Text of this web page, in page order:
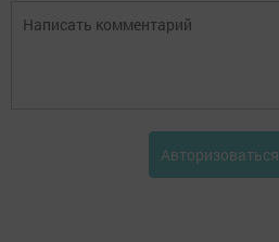
Авторизоваться